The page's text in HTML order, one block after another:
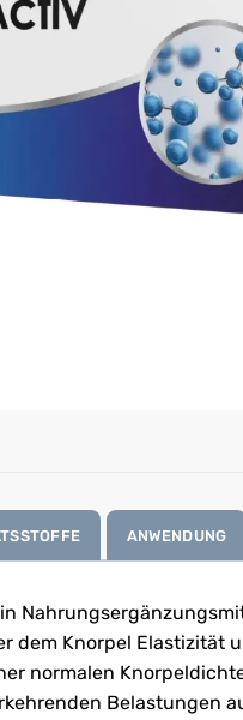
ANWENDUNG
dem Knorpel Elastizität
normalen
Belastungen